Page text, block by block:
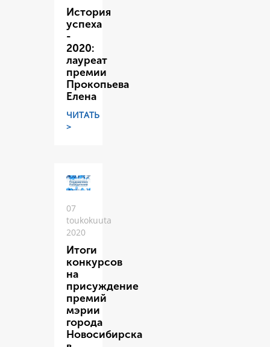
История
успеха
-
2020:
лауреат
премии
Прокопьева
Елена
ЧИТАТЬ
>
07
toukokuuta
2020
Итоги
конкурсов
на
присуждение
премий
мэрии
города
Новосибирска